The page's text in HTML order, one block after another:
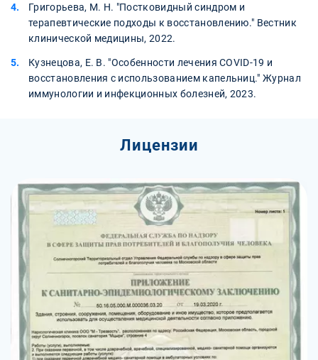
Григорьева, М. Н. "Постковидный синдром и
терапевтические подходы к восстановлению." Вестник
клинической медицины, 2022.
Кузнецова, Е. В. "Особенности лечения COVID-19 и
восстановления с использованием капельниц." Журнал
иммунологии и инфекционных болезней, 2023.
Лицензии